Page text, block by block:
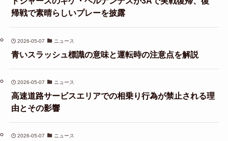
帰戦で素晴らしいプレーを披露
2026-05-07 ニュース
青いスラッシュ標識の意味と運転時の注意点を解説
2026-05-07 ニュース
高速道路サービスエリアでの相乗り行為が禁止される理
由とその影響
2026-05-07 ニュース